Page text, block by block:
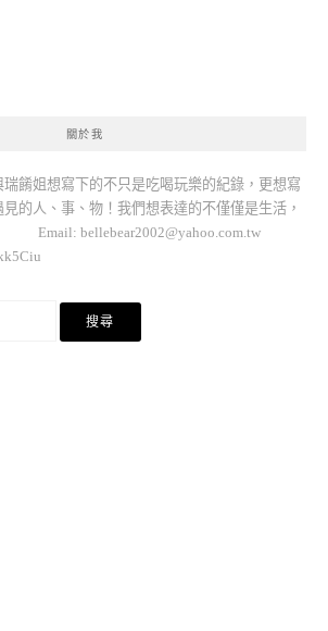
關於我
餚姐想寫下的不只是吃喝玩樂的紀錄，更想寫
的人、事、物！我們想表達的不僅僅是生活，
bellebear2002@yahoo.com.tw